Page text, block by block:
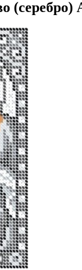
(серебро)